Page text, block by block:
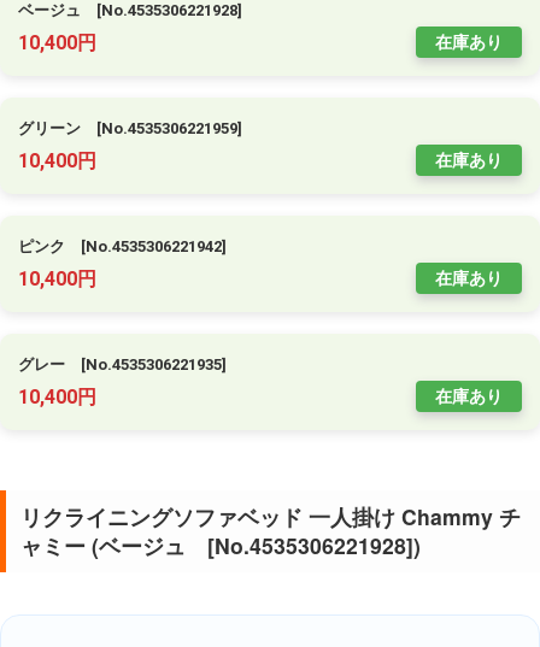
ベージュ [No.4535306221928]
10,400円 在庫あり
グリーン [No.4535306221959]
10,400円 在庫あり
ピンク [No.4535306221942]
10,400円 在庫あり
グレー [No.4535306221935]
10,400円 在庫あり
リクライニングソファベッド 一人掛け Chammy チ
ャミー (ベージュ [No.4535306221928])